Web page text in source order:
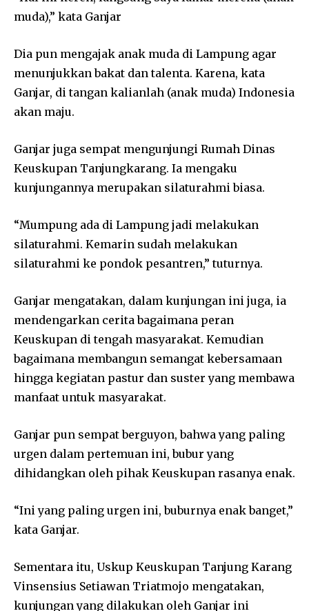
muda),” kata Ganjar
Dia pun mengajak anak muda di Lampung agar
menunjukkan bakat dan talenta. Karena, kata
Ganjar, di tangan kalianlah (anak muda) Indonesia
akan maju.
Ganjar juga sempat mengunjungi Rumah Dinas
Keuskupan Tanjungkarang. Ia mengaku
kunjungannya merupakan silaturahmi biasa.
“Mumpung ada di Lampung jadi melakukan
silaturahmi. Kemarin sudah melakukan
silaturahmi ke pondok pesantren,” tuturnya.
Ganjar mengatakan, dalam kunjungan ini juga, ia
mendengarkan cerita bagaimana peran
Keuskupan di tengah masyarakat. Kemudian
bagaimana membangun semangat kebersamaan
hingga kegiatan pastur dan suster yang membawa
manfaat untuk masyarakat.
Ganjar pun sempat berguyon, bahwa yang paling
urgen dalam pertemuan ini, bubur yang
dihidangkan oleh pihak Keuskupan rasanya enak.
“Ini yang paling urgen ini, buburnya enak banget,”
kata Ganjar.
Sementara itu, Uskup Keuskupan Tanjung Karang
Vinsensius Setiawan Triatmojo mengatakan,
kunjungan yang dilakukan oleh Ganjar ini